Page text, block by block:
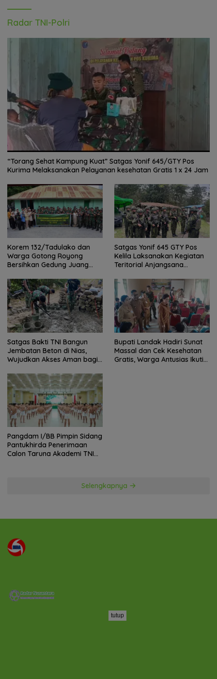
Radar TNI-Polri
“Torang Sehat Kampung Kuat” Satgas Yonif 645/GTY Pos
Kurima Melaksanakan Pelayanan kesehatan Gratis 1 x 24 Jam
Korem 132/Tadulako dan
Warga Gotong Royong
Bersihkan Gedung Juang
Satgas Yonif 645 GTY Pos
Kelila Laksanakan Kegiatan
Teritorial Anjangsana
Lurah
Satgas Bakti TNI Bangun
Jembatan Beton di Nias,
Wujudkan Akses Aman bagi
Bupati Landak Hadiri Sunat
Massal dan Cek Kesehatan
Gratis, Warga Antusias Ikuti
Pangdam I/BB Pimpin Sidang
Pantukhirda Penerimaan
Calon Taruna Akademi TNI
Selengkapnya
tutup